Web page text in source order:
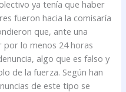
ya tenía que haber
fueron hacia la comisaría
que, ante una
por lo menos 24 horas
algo que es falso y
de la fuerza. Según han
de este tipo se